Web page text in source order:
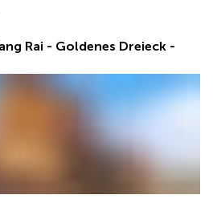
Rai - Goldenes Dreieck -